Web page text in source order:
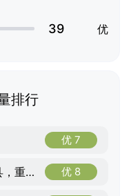
39 优
排行
优 7
彭水苗族土家族自治县，重庆市 优 8